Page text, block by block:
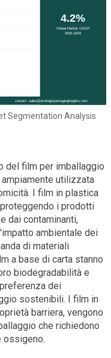
Segmentation Analysis
del film per imballaggio
utilizzata
I film in plastica
i prodotti
dai contaminanti,
ambientale dei
di materiali
a base di carta stanno
biodegradabilità e
dei
sostenibili. I film in
barriera, vengono
che richiedono
ossigeno.